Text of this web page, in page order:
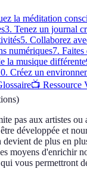
la méditation
3. Tenez un journal
5. Collaborez
numériques7. Faites
la musique différente
Créez un
📺 Ressource
)
pas aux artistes ou
développée et
de plus en
moyens d'enrichir
vous permettront